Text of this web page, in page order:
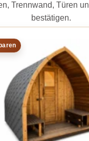
Trennwand, Türen
bestätigen.